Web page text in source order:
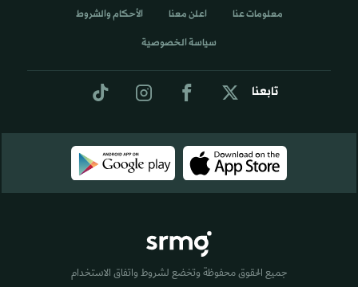
تابعنا
معلومات عنا اعلن معنا الأحكام والشروط
سياسة الخصوصية
جميع الحقوق محفوظة وتخضع لشروط واتفاق الاستخدام